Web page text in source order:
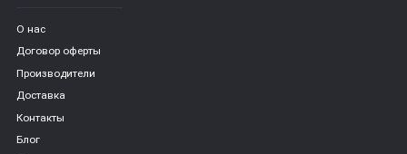
О нас
Договор оферты
Производители
Доставка
Контакты
Блог